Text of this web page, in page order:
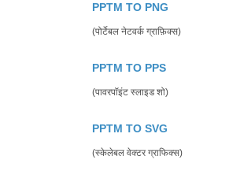
PPTM TO PNG
(पोर्टेबल नेटवर्क ग्राफ़िक्स)
PPTM TO PPS
(पावरपॉइंट स्लाइड शो)
PPTM TO SVG
(स्केलेबल वेक्टर ग्राफिक्स)